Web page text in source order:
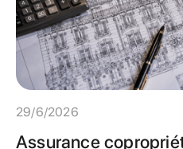
29/6/2026
Assurance